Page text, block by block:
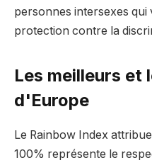
personnes intersexes
protection contre la
Les meilleurs et
d'Europe
Le Rainbow Index
100% représente le